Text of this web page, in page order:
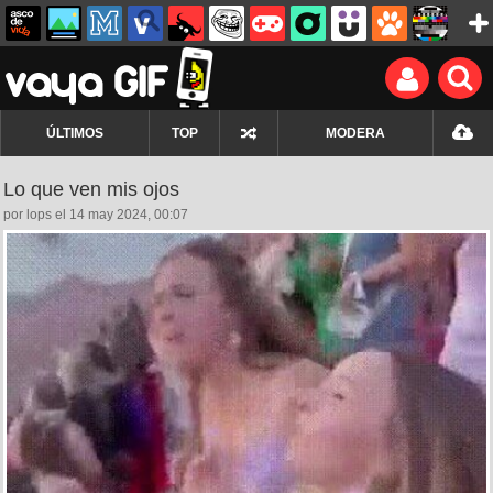
ÚLTIMOS TOP MODERA
Lo que ven mis ojos
por lops el 14 may 2024, 00:07